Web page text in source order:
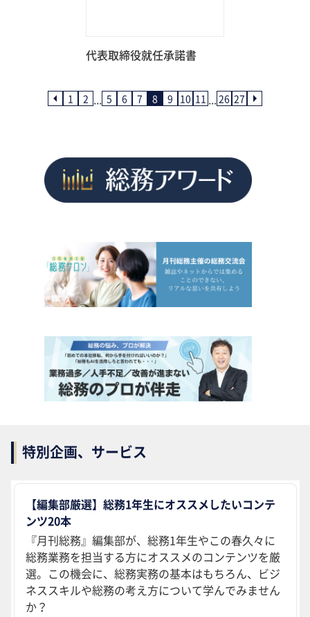
代表取締役就任承諾書
1 2 ... 5 6 7 8 9 10 11 ...26 27
特別企画、サービス
【編集部厳選】総務1年生にオススメしたいコンテ
ンツ20本
『月刊総務』編集部が、総務1年生やこの春久々に
総務業務を担当する方にオススメのコンテンツを厳
選。この機会に、総務実務の基本はもちろん、ビジ
ネススキルや総務の考え方について学んでみません
か？